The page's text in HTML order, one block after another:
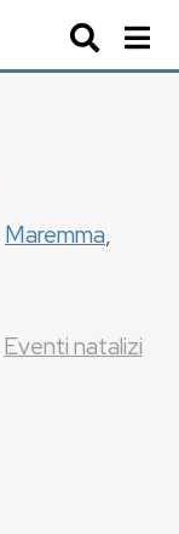
Maremma,
Eventi natalizi